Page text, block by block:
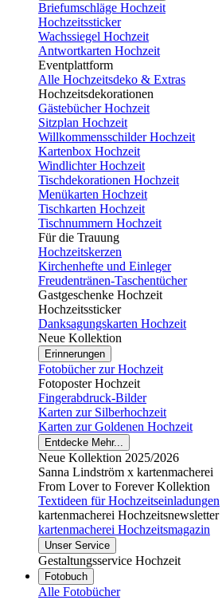
Briefumschläge Hochzeit
Hochzeitssticker
Wachssiegel Hochzeit
Antwortkarten Hochzeit
Eventplattform
Alle Hochzeitsdeko & Extras
Hochzeitsdekorationen
Gästebücher Hochzeit
Sitzplan Hochzeit
Willkommensschilder Hochzeit
Kartenbox Hochzeit
Windlichter Hochzeit
Tischdekorationen Hochzeit
Menükarten Hochzeit
Tischkarten Hochzeit
Tischnummern Hochzeit
Für die Trauung
Hochzeitskerzen
Kirchenhefte und Einleger
Freudentränen-Taschentücher
Gastgeschenke Hochzeit
Hochzeitssticker
Danksagungskarten Hochzeit
Neue Kollektion
Erinnerungen
Fotobücher zur Hochzeit
Fotoposter Hochzeit
Fingerabdruck-Bilder
Karten zur Silberhochzeit
Karten zur Goldenen Hochzeit
Entdecke Mehr...
Neue Kollektion 2025/2026
Sanna Lindström x kartenmacherei
From Lover to Forever Kollektion
Textideen für Hochzeitseinladungen
kartenmacherei Hochzeitsnewsletter
kartenmacherei Hochzeitsmagazin
Unser Service
Gestaltungsservice Hochzeit
Fotobuch
Alle Fotobücher